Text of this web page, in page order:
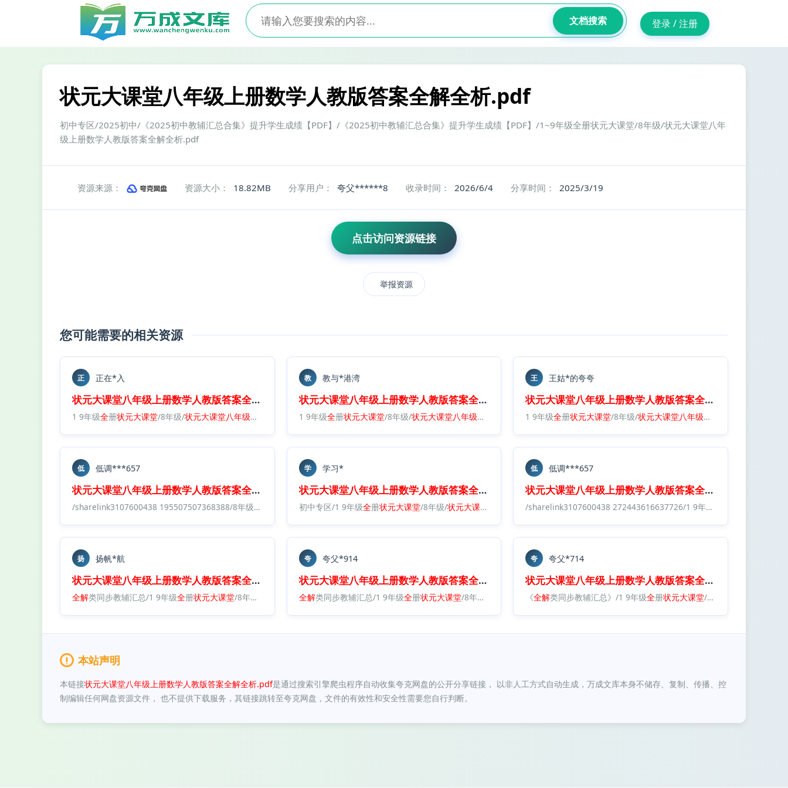
文档搜索 登录 / 注册
状元大课堂八年级上册数学人教版答案全解全析.pdf
初中专区/2025初中/《2025初中教辅汇总合集》提升学生成绩【PDF】/《2025初中教辅汇总合集》提升学生成绩【PDF】/1~9年级全册状元大课堂/8年级/状元大课堂八年
级上册数学人教版答案全解全析.pdf
资源来源： 资源大小： 18.82MB 分享用户： 夸父******8 收录时间： 2026/6/4 分享时间： 2025/3/19
点击访问资源链接
举报资源
您可能需要的相关资源
正 正在*入
状元大课堂八年级上册数学人教版答案全解 pdf
1 9年级全册状元大课堂/8年级/状元大课堂八年级上册 人教版答案全解全析.pdf
教 教与*港湾
状元大课堂八年级上册数学人教版答案全解 pdf
1 9年级全册状元大课堂/8年级/状元大课堂八年级上册 人教版答案全解全析.pdf
王 王姑*的夸夸
状元大课堂八年级上册数学人教版答案全解
1 9年级全册状元大课堂/8年级/状元大课堂八年级上册
低 低调***657
状元大课堂八年级上册数学人教版答案全解 pdf
/sharelink3107600438 195507507368388/8年级/状元 八年级上册 数学人教版答案全解全析.pdf
学 学习*
状元大课堂八年级上册数学人教版答案全解 pdf
初中专区/1 9年级全册状元大课堂/8年级/状元大课堂 上册数学人教版答案全解全 析.pdf
低 低调***657
状元大课堂八年级上册数学人教版答案全解
/sharelink3107600438 272443616637726/1 9年级
扬 扬帆*航
状元大课堂八年级上册数学人教版答案全解 pdf
全解类同步教辅汇总/1 9年级全册状元大课堂/8年级/ 课堂八年级上册数学人教版答案全解全析.pdf
夸 夸父*914
状元大课堂八年级上册数学人教版答案全解 pdf
全解类同步教辅汇总/1 9年级全册状元大课堂/8年级/ 八年级上册数学人教版 答案全解全析.pdf
夸 夸父*714
状元大课堂八年级上册数学人教版答案全解
《全解类同步教辅汇总》/1 9年级全册状元大课堂/8年级/
本站声明
本链接状元大课堂八年级上册数学人教版答案全解全析.pdf是通过搜索引擎爬虫程序自动收集夸克网盘的公开分享链接， 以非人工方式自动生成，万成文库本身不储存、复制、传播、控
制编辑任何网盘资源文件， 也不提供下载服务，其链接跳转至夸克网盘，文件的有效性和安全性需要您自行判断。